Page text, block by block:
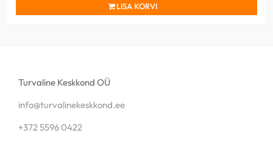
LISA KORVI
Turvaline Keskkond OÜ
info@turvalinekeskkond.ee
+372 5596 0422